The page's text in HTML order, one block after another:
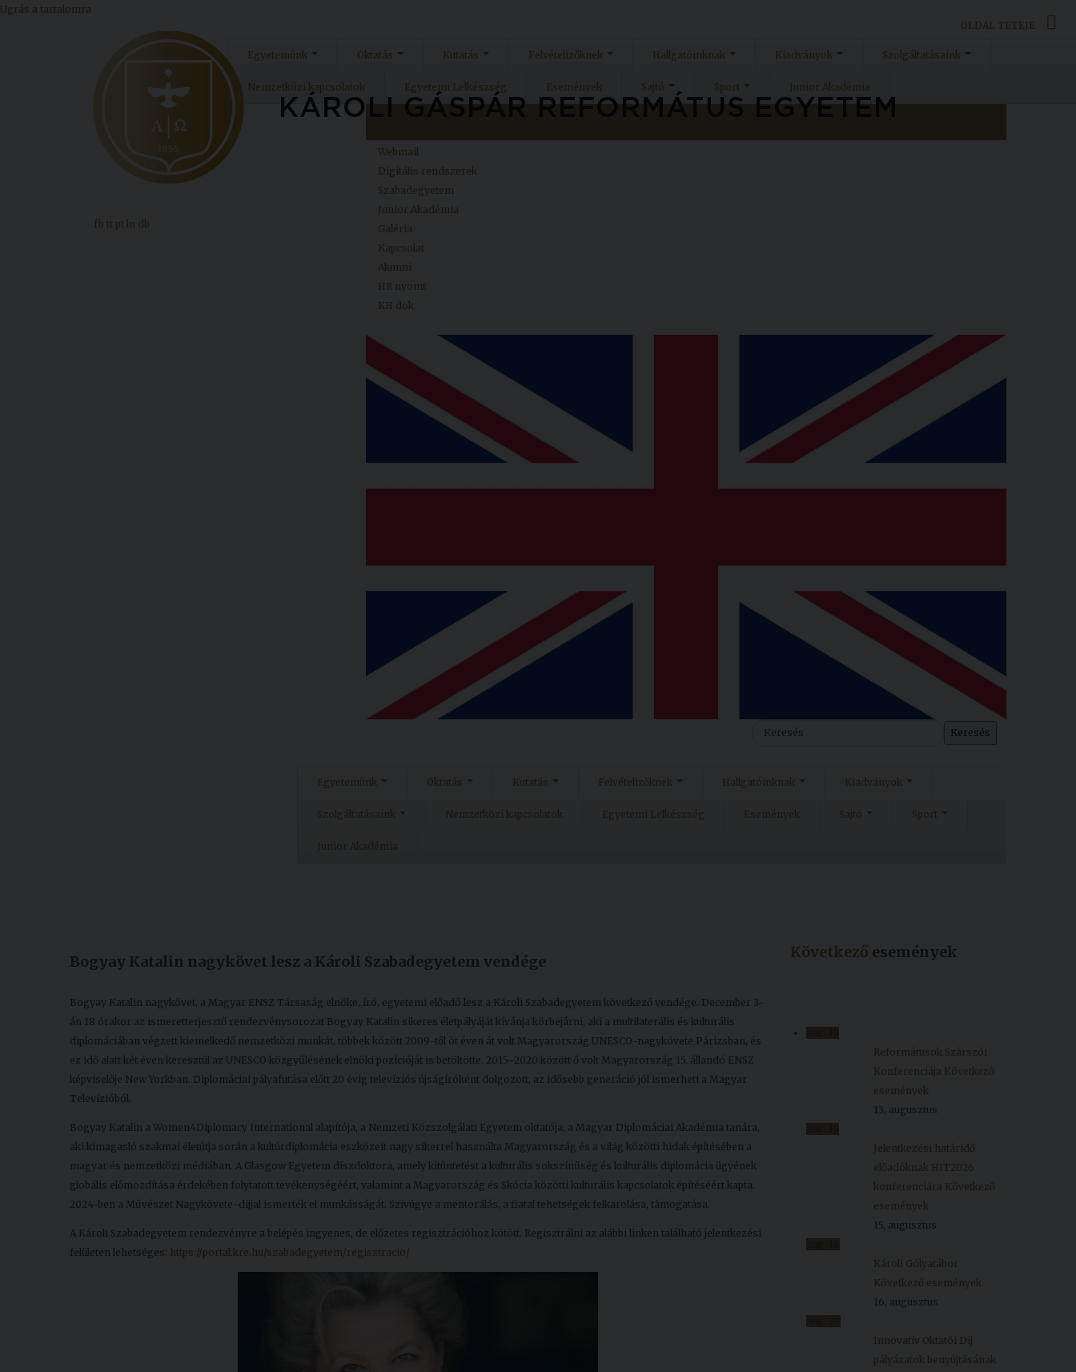
Ugrás a tartalomra
Egyetemünk Oktatás Kutatás Felvételizőknek Hallgatóinknak Kiadványok Szolgáltatásaink
Nemzetközi kapcsolatok Egyetemi Lelkészség Események Sajtó Sport Junior Akadémia
Webmail
Digitális rendszerek
Szabadegyetem
Junior Akadémia
Galéria
Kapcsolat
Alumni
HR nyomt
KH dok
Keresés
fb tt pt ln db
Egyetemünk Oktatás Kutatás Felvételizőknek Hallgatóinknak Kiadványok
Szolgáltatásaink Nemzetközi kapcsolatok Egyetemi Lelkészség Események Sajtó Sport
Junior Akadémia
Bogyay Katalin nagykövet lesz a Károli Szabadegyetem vendége
Bogyay Katalin nagykövet, a Magyar ENSZ Társaság elnöke, író, egyetemi előadó lesz a Károli Szabadegyetem következő vendége. December 3-
án 18 órakor az ismeretterjesztő rendezvénysorozat Bogyay Katalin sikeres életpályáját kívánja körbejárni, aki a multilaterális és kulturális
diplomáciában végzett kiemelkedő nemzetközi munkát, többek között 2009-től öt éven át volt Magyarország UNESCO-nagykövete Párizsban, és
ez idő alatt két éven keresztül az UNESCO közgyűlésének elnöki pozícióját is betöltötte. 2015–2020 között ő volt Magyarország 15. állandó ENSZ
képviselője New Yorkban. Diplomáciai pályafutása előtt 20 évig televíziós újságíróként dolgozott, az idősebb generáció jól ismerheti a Magyar
Televízióból.
Bogyay Katalin a Women4Diplomacy International alapítója, a Nemzeti Közszolgálati Egyetem oktatója, a Magyar Diplomáciai Akadémia tanára,
aki kimagasló szakmai életútja során a kultúrdiplomácia eszközeit nagy sikerrel használta Magyarország és a világ közötti hidak építésében a
magyar és nemzetközi médiában. A Glasgow Egyetem díszdoktora, amely kitüntetést a kulturális sokszínűség és kulturális diplomácia ügyének
globális előmozdítása érdekében folytatott tevékenységéért, valamint a Magyarország és Skócia közötti kulturális kapcsolatok építéséért kapta.
2024-ben a Művészet Nagykövete-díjjal ismerték el munkásságát. Szívügye a mentorálás, a fiatal tehetségek felkarolása, támogatása.
A Károli Szabadegyetem rendezvényre a belépés ingyenes, de előzetes regisztrációhoz kötött. Regisztrálni az alábbi linken található jelentkezési
felületen lehetséges: https://portal.kre.hu/szabadegyetem/regisztracio/
Következő események
Reformátusok Szárszói
Konferenciája Következő
események
13, augusztus
Jelentkezési határidő
előadóknak HIT2026
konferenciára Következő
események
15, augusztus
Károli Gólyatábor
Következő események
16, augusztus
Innovatív Oktatói Díj
pályázatok benyújtásának
OLDAL TETEJE